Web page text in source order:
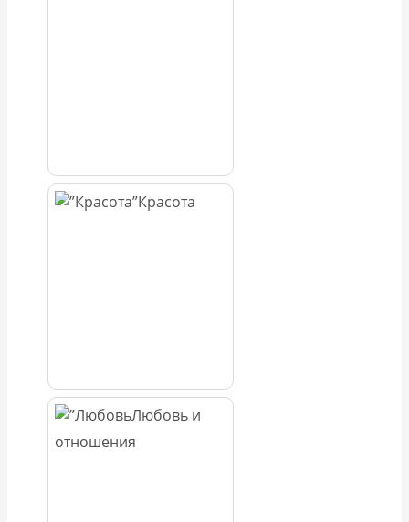
Красота
Любовь и
отношения